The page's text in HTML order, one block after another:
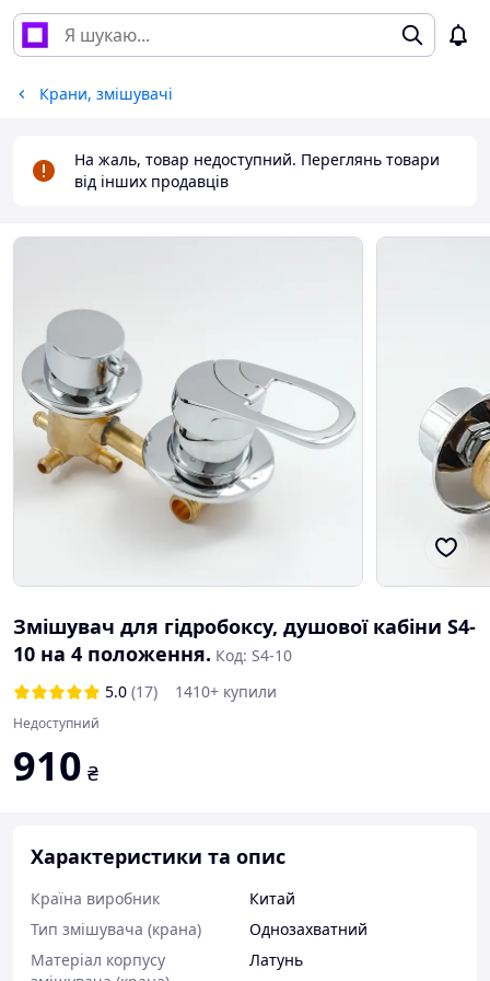
Крани, змішувачі
На жаль, товар недоступний. Переглянь товари
від інших продавців
Змішувач для гідробоксу, душової кабіни S4-
10 на 4 положення. Код: S4-10
5.0 (17) 1410+ купили
Недоступний
910 ₴
Характеристики та опис
Країна виробник
Китай
Тип змішувача (крана)
Однозахватний
Матеріал корпусу
Латунь